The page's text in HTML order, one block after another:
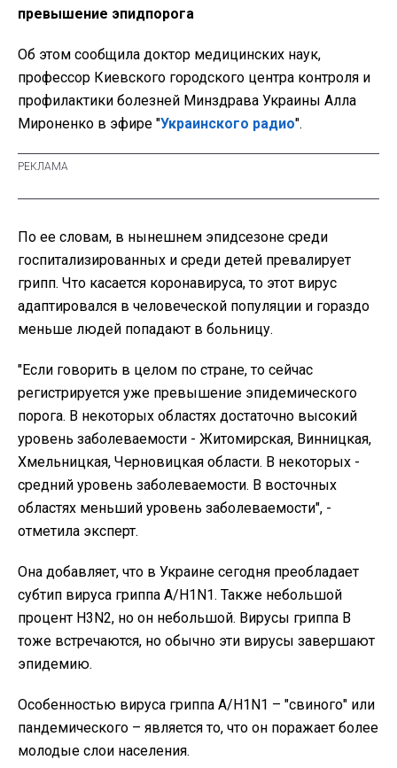
превышение эпидпорога
Об этом сообщила доктор медицинских наук,
профессор Киевского городского центра контроля и
профилактики болезней Минздрава Украины Алла
Мироненко в эфире "Украинского радио".
По ее словам, в нынешнем эпидсезоне среди
госпитализированных и среди детей превалирует
грипп. Что касается коронавируса, то этот вирус
адаптировался в человеческой популяции и гораздо
меньше людей попадают в больницу.
"Если говорить в целом по стране, то сейчас
регистрируется уже превышение эпидемического
порога. В некоторых областях достаточно высокий
уровень заболеваемости - Житомирская, Винницкая,
Хмельницкая, Черновицкая области. В некоторых -
средний уровень заболеваемости. В восточных
областях меньший уровень заболеваемости", -
отметила эксперт.
Она добавляет, что в Украине сегодня преобладает
субтип вируса гриппа А/H1N1. Также небольшой
процент H3N2, но он небольшой. Вирусы гриппа В
тоже встречаются, но обычно эти вирусы завершают
эпидемию.
Особенностью вируса гриппа А/H1N1 – "свиного" или
пандемического – является то, что он поражает более
молодые слои населения.